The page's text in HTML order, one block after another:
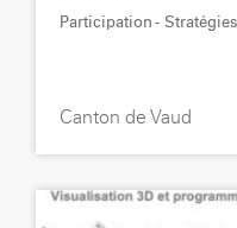
Participation -
Canton de Vaud